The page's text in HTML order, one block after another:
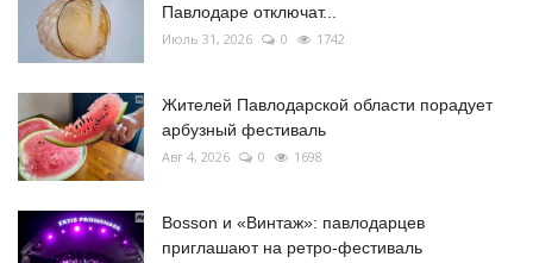
Павлодаре отключат...
Июль 31, 2026 0 1742
Жителей Павлодарской области порадует
арбузный фестиваль
Авг 4, 2026 0 1698
Bosson и «Винтаж»: павлодарцев
приглашают на ретро-фестиваль